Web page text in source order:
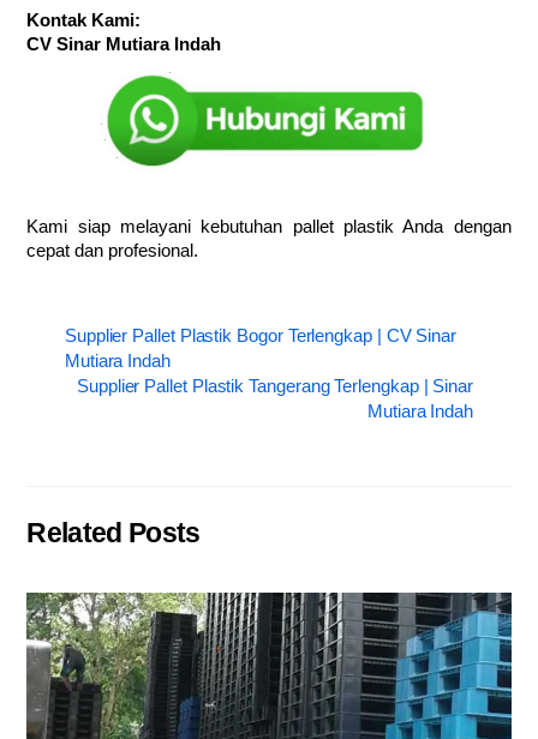
Kontak Kami:
CV Sinar Mutiara Indah
Kami siap melayani kebutuhan pallet plastik Anda dengan
cepat dan profesional.
Supplier Pallet Plastik Bogor Terlengkap | CV Sinar
Mutiara Indah
Supplier Pallet Plastik Tangerang Terlengkap | Sinar
Mutiara Indah
Related Posts